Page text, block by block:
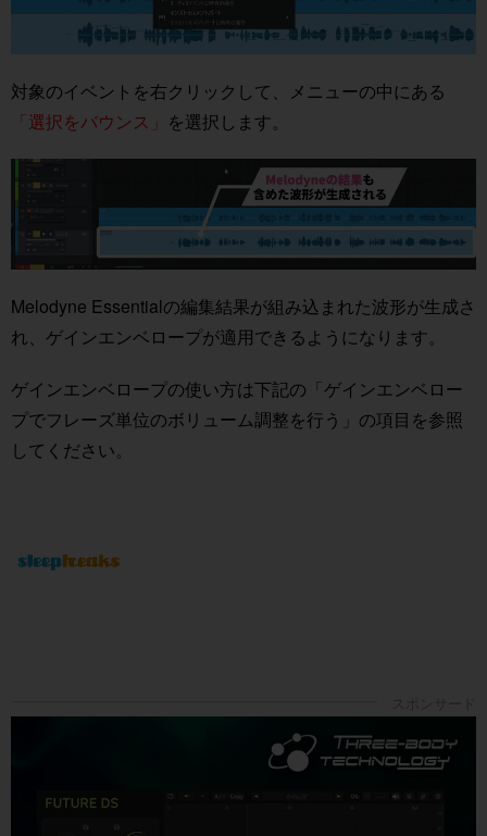
対象のイベントを右クリックして、メニューの中にある
「選択をバウンス」 を選択します。
Melodyne Essentialの編集結果が組み込まれた波形が生成さ
れ、ゲインエンベロープが適用できるようになります。
ゲインエンベロープの使い方は下記の「ゲインエンベロー
プでフレーズ単位のボリューム調整を行う」の項目を参照
してください。